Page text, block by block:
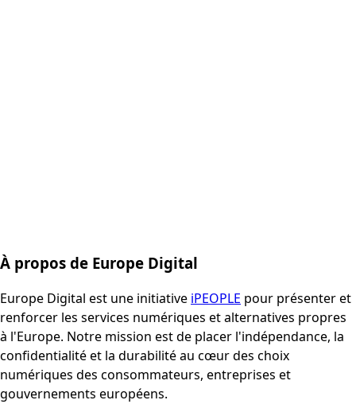
À propos de Europe Digital
Europe Digital est une initiative iPEOPLE pour présenter et
renforcer les services numériques et alternatives propres
à l'Europe. Notre mission est de placer l'indépendance, la
confidentialité et la durabilité au cœur des choix
numériques des consommateurs, entreprises et
gouvernements européens.